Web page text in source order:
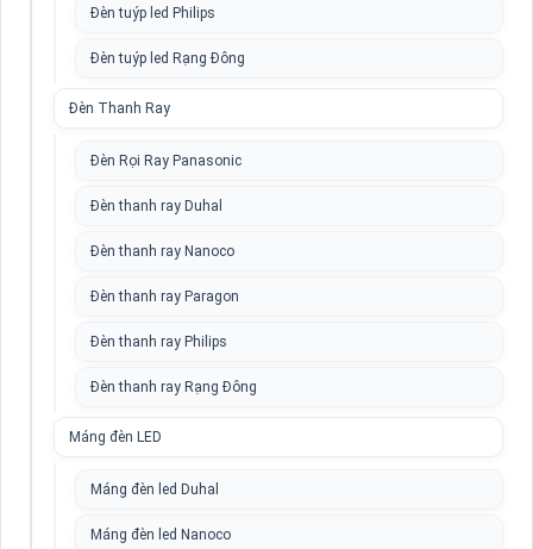
Đèn tuýp led Philips
Đèn tuýp led Rạng Đông
Đèn Thanh Ray
Đèn Rọi Ray Panasonic
Đèn thanh ray Duhal
Đèn thanh ray Nanoco
Đèn thanh ray Paragon
Đèn thanh ray Philips
Đèn thanh ray Rạng Đông
Máng đèn LED
Máng đèn led Duhal
Máng đèn led Nanoco